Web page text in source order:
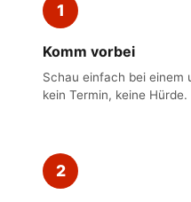
1
Komm vorbei
Schau einfach bei einem
kein Termin, keine Hürde.
2